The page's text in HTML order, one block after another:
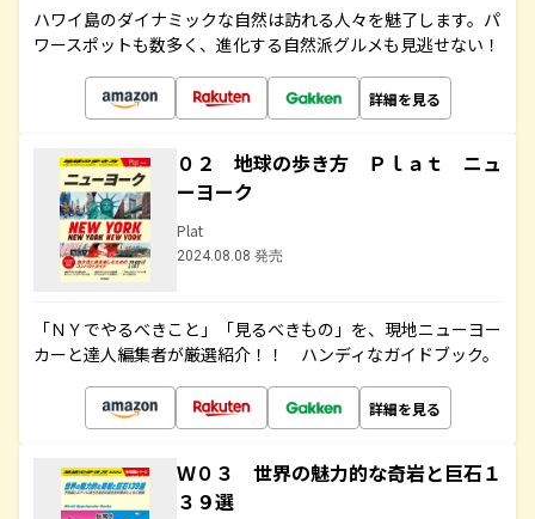
ハワイ島のダイナミックな自然は訪れる人々を魅了します。パ
ワースポットも数多く、進化する自然派グルメも見逃せない！
詳細を見る
０２ 地球の歩き方 Ｐｌａｔ ニュ
ーヨーク
Plat
2024.08.08 発売
「ＮＹでやるべきこと」「見るべきもの」を、現地ニューヨー
カーと達人編集者が厳選紹介！！ ハンディなガイドブック。
詳細を見る
Ｗ０３ 世界の魅力的な奇岩と巨石１
３９選